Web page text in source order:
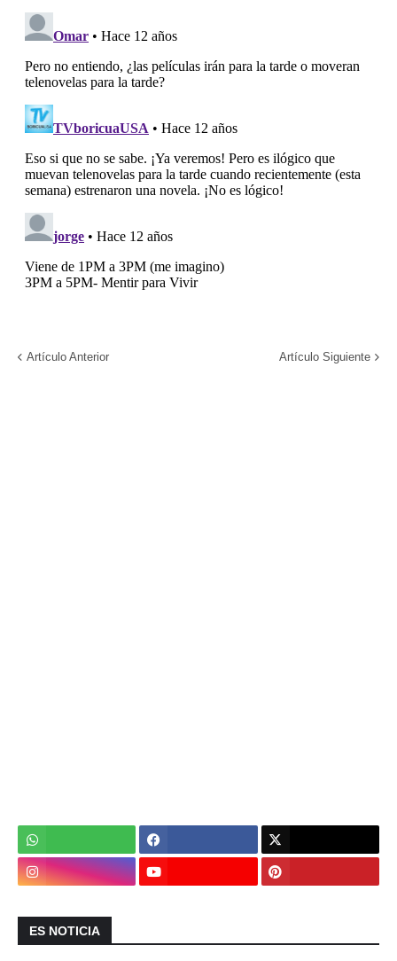
Artículo Anterior Artículo Siguiente
ES NOTICIA